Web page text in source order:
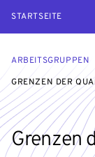
STARTSEITE
ARBEITSGRUPPEN
GRENZEN DER
Grenzen